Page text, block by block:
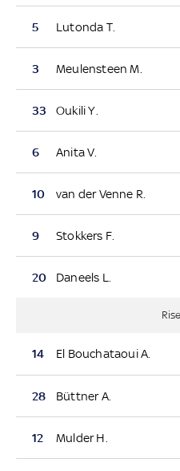
5 Lutonda T.
3 Meulensteen M.
33 Oukili Y.
6 Anita V.
10 van der Venne R.
9 Stokkers F.
20 Daneels L.
14 El Bouchataoui A.
28 Büttner A.
12 Mulder H.